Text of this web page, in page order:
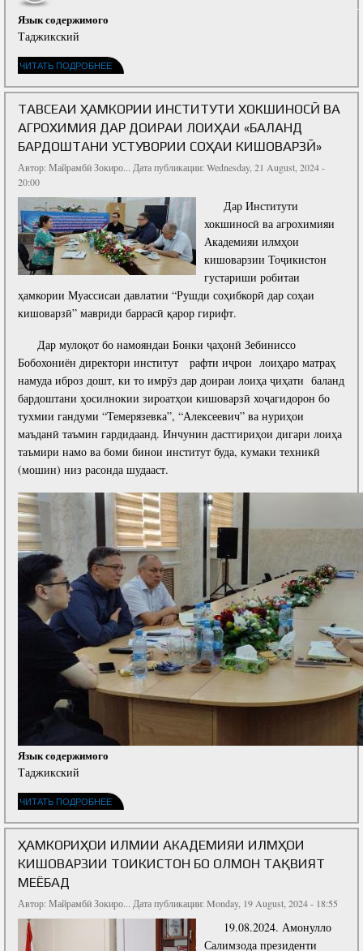
Язык содержимого
Таджикский
ЧИТАТЬ ПОДРОБНЕЕ
ТАВСЕАИ ҲАМКОРИИ ИНСТИТУТИ ХОКШИНОСӢ ВА
АГРОХИМИЯ ДАР ДОИРАИ ЛОИҲАИ «БАЛАНД
БАРДОШТАНИ УСТУВОРИИ СОҲАИ КИШОВАРЗӢ»
Автор: Майрамбӣ Зокиро... Дата публикации: Wednesday, 21 August, 2024 -
20:00
Дар Институти
хокшиносӣ ва агрохимияи
Академияи илмҳои
кишоварзии Тоҷикистон
густариши робитаи
ҳамкории Муассисаи давлатии “Рушди соҳибкорӣ дар соҳаи
кишоварзӣ” мавриди баррасӣ қарор гирифт.
Дар мулоқот бо намояндаи Бонки ҷаҳонӣ Зебиниссо
Бобохониён директори институт рафти иҷрои лоиҳаро матраҳ
намуда иброз дошт, ки то имрӯз дар доираи лоиҳа ҷиҳати баланд
бардоштани ҳосилнокии зироатҳои кишоварзӣ хоҷагидорон бо
тухмии гандуми “Темерязевка”, “Алексеевич” ва нуриҳои
маъданӣ таъмин гардидаанд. Инчунин дастгириҳои дигари лоиҳа
таъмири намо ва боми бинои институт буда, кумаки техникӣ
(мошин) низ расонда шудааст.
Язык содержимого
Таджикский
ЧИТАТЬ ПОДРОБНЕЕ
ҲАМКОРИҲОИ ИЛМИИ АКАДЕМИЯИ ИЛМҲОИ
КИШОВАРЗИИ ТОҶИКИСТОН БО ОЛМОН ТАҚВИЯТ
МЕЁБАД
Автор: Майрамбӣ Зокиро... Дата публикации: Monday, 19 August, 2024 - 18:55
19.08.2024. Амонулло
Салимзода президенти